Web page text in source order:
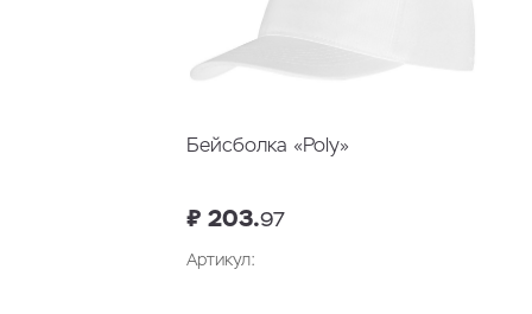
Бейсболка «Poly»
₽ 203.97
Артикул: